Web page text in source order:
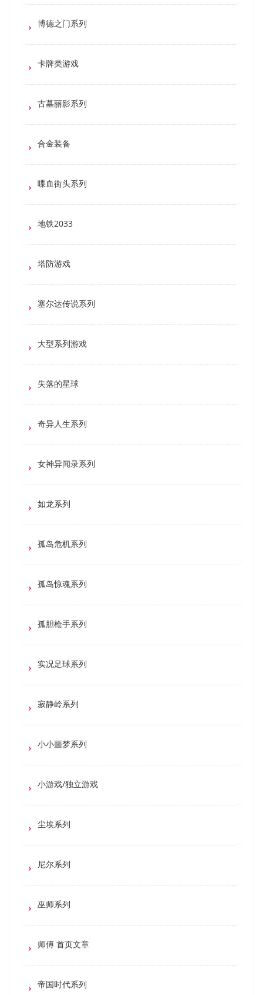
博德之门系列
卡牌类游戏
古墓丽影系列
合金装备
喋血街头系列
地铁2033
塔防游戏
塞尔达传说系列
大型系列游戏
失落的星球
奇异人生系列
女神异闻录系列
如龙系列
孤岛危机系列
孤岛惊魂系列
孤胆枪手系列
实况足球系列
寂静岭系列
小小噩梦系列
小游戏/独立游戏
尘埃系列
尼尔系列
巫师系列
师傅 首页文章
帝国时代系列